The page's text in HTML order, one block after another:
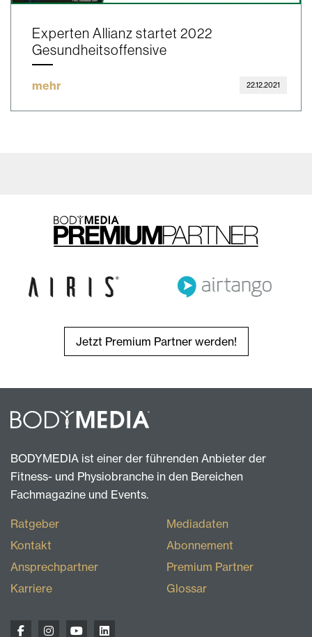
Experten Allianz startet 2022
Gesundheitsoffensive
mehr 22.12.2021
Jetzt Premium Partner werden!
BODYMEDIA ist einer der führenden Anbieter der
Fitness- und Physiobranche in den Bereichen
Fachmagazine und Events.
Ratgeber
Kontakt
Ansprechpartner
Karriere
Mediadaten
Abonnement
Premium Partner
Glossar